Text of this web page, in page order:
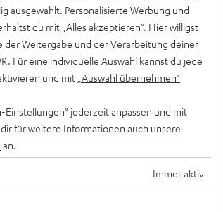
LUX
Surround
LUX
Surround
CINEBAR LUX Surround Ambition "5.1-Set"
Als Surround-Set mit Funk-Rear-Speaker +
ausgewählt. Personalisierte Werbung und
du mit „Alles akzeptieren“. Hier willigst
der Weitergabe und der Verarbeitung deiner
Für eine individuelle Auswahl kannst du jede
und mit „Auswahl übernehmen“
jederzeit anpassen und mit
für weitere Informationen auch unsere
an.
Immer aktiv